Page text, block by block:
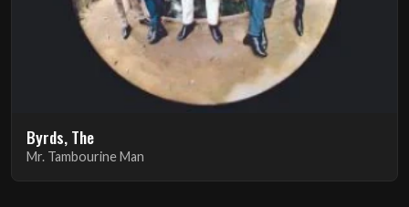
Byrds, The
Mr. Tambourine Man